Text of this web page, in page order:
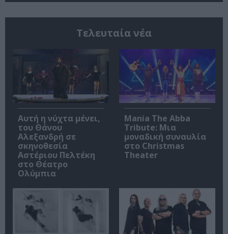
Τελευταία νέα
Αυτή η νύχτα μένει,
του Θάνου
Αλεξανδρή σε
σκηνοθεσία
Αστέριου Πελτέκη
στο Θέατρο
Ολύμπια
Mania The Abba
Tribute: Μια
μοναδική συναυλία
στο Christmas
Theater